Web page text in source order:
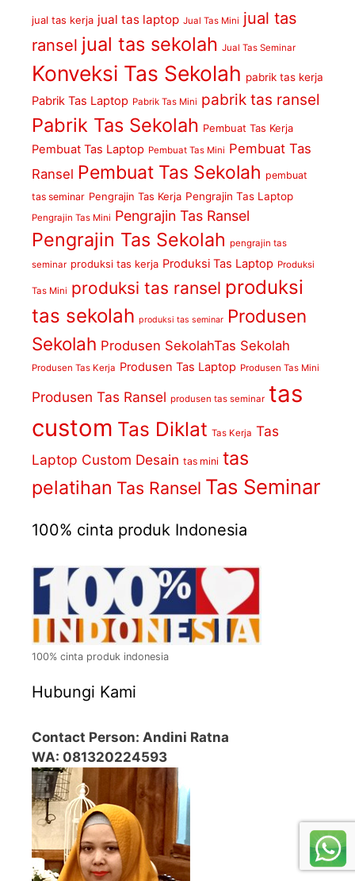
jual tas kerja jual tas laptop Jual Tas Mini jual tas
ransel jual tas sekolah Jual Tas Seminar
Konveksi Tas Sekolah pabrik tas kerja
Pabrik Tas Laptop Pabrik Tas Mini pabrik tas ransel
Pabrik Tas Sekolah Pembuat Tas Kerja
Pembuat Tas Laptop Pembuat Tas Mini Pembuat Tas
Ransel Pembuat Tas Sekolah pembuat
tas seminar Pengrajin Tas Kerja Pengrajin Tas Laptop
Pengrajin Tas Mini Pengrajin Tas Ransel
Pengrajin Tas Sekolah pengrajin tas
seminar produksi tas kerja Produksi Tas Laptop Produksi
Tas Mini produksi tas ransel produksi
tas sekolah produksi tas seminar Produsen
Sekolah Produsen SekolahTas Sekolah
Produsen Tas Kerja Produsen Tas Laptop Produsen Tas Mini
Produsen Tas Ransel produsen tas seminar tas
custom Tas Diklat Tas Kerja Tas
Laptop Custom Desain tas mini tas
pelatihan Tas Ransel Tas Seminar
100% cinta produk Indonesia
100% cinta produk indonesia
Hubungi Kami
Contact Person: Andini Ratna
WA: 081320224593